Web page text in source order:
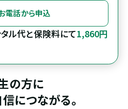
電話から申込
ル代と保険料にて1,860円
の方に
につながる。